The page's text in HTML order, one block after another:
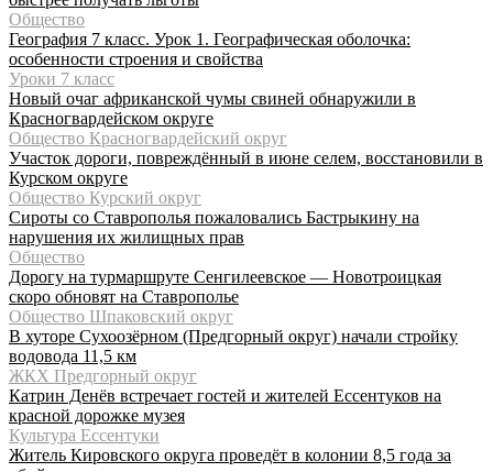
Общество
География 7 класс. Урок 1. Географическая оболочка:
особенности строения и свойства
Уроки 7 класс
Новый очаг африканской чумы свиней обнаружили в
Красногвардейском округе
Общество Красногвардейский округ
Участок дороги, повреждённый в июне селем, восстановили в
Курском округе
Общество Курский округ
Сироты со Ставрополья пожаловались Бастрыкину на
нарушения их жилищных прав
Общество
Дорогу на турмаршруте Сенгилеевское — Новотроицкая
скоро обновят на Ставрополье
Общество Шпаковский округ
В хуторе Сухоозёрном (Предгорный округ) начали стройку
водовода 11,5 км
ЖКХ Предгорный округ
Катрин Денёв встречает гостей и жителей Ессентуков на
красной дорожке музея
Культура Ессентуки
Житель Кировского округа проведёт в колонии 8,5 года за